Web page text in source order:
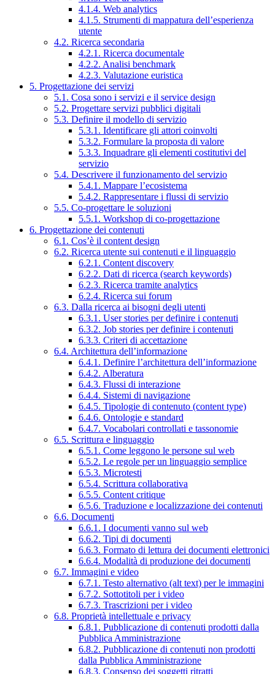
4.1.4. Web analytics
4.1.5. Strumenti di mappatura dell’esperienza
utente
4.2. Ricerca secondaria
4.2.1. Ricerca documentale
4.2.2. Analisi benchmark
4.2.3. Valutazione euristica
5. Progettazione dei servizi
5.1. Cosa sono i servizi e il service design
5.2. Progettare servizi pubblici digitali
5.3. Definire il modello di servizio
5.3.1. Identificare gli attori coinvolti
5.3.2. Formulare la proposta di valore
5.3.3. Inquadrare gli elementi costitutivi del
servizio
5.4. Descrivere il funzionamento del servizio
5.4.1. Mappare l’ecosistema
5.4.2. Rappresentare i flussi di servizio
5.5. Co-progettare le soluzioni
5.5.1. Workshop di co-progettazione
6. Progettazione dei contenuti
6.1. Cos’è il content design
6.2. Ricerca utente sui contenuti e il linguaggio
6.2.1. Content discovery
6.2.2. Dati di ricerca (search keywords)
6.2.3. Ricerca tramite analytics
6.2.4. Ricerca sui forum
6.3. Dalla ricerca ai bisogni degli utenti
6.3.1. User stories per definire i contenuti
6.3.2. Job stories per definire i contenuti
6.3.3. Criteri di accettazione
6.4. Architettura dell’informazione
6.4.1. Definire l’architettura dell’informazione
6.4.2. Alberatura
6.4.3. Flussi di interazione
6.4.4. Sistemi di navigazione
6.4.5. Tipologie di contenuto (content type)
6.4.6. Ontologie e standard
6.4.7. Vocabolari controllati e tassonomie
6.5. Scrittura e linguaggio
6.5.1. Come leggono le persone sul web
6.5.2. Le regole per un linguaggio semplice
6.5.3. Microtesti
6.5.4. Scrittura collaborativa
6.5.5. Content critique
6.5.6. Traduzione e localizzazione dei contenuti
6.6. Documenti
6.6.1. I documenti vanno sul web
6.6.2. Tipi di documenti
6.6.3. Formato di lettura dei documenti elettronici
6.6.4. Modalità di produzione dei documenti
6.7. Immagini e video
6.7.1. Testo alternativo (alt text) per le immagini
6.7.2. Sottotitoli per i video
6.7.3. Trascrizioni per i video
6.8. Proprietà intellettuale e privacy
6.8.1. Pubblicazione di contenuti prodotti dalla
Pubblica Amministrazione
6.8.2. Pubblicazione di contenuti non prodotti
dalla Pubblica Amministrazione
6.8.3. Consenso dei soggetti ritratti